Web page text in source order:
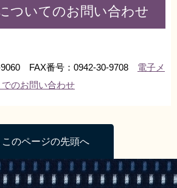
ついてのお問い合わせ
FAX番号：0942-30-9708 電子メ
のお問い合わせ
のページの先頭へ